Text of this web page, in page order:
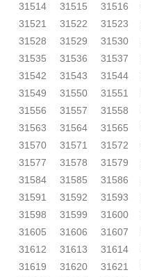
31514
31515 31516
31521
31522 31523
31528
31529 31530
31535
31536 31537
31542
31543 31544
31549
31550 31551
31556
31557 31558
31563
31564 31565
31570
31571 31572
31577
31578 31579
31584
31585 31586
31591
31592 31593
31598
31599 31600
31605
31606 31607
31612
31613 31614
31619
31620 31621